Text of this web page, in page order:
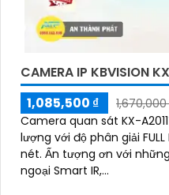
CAMERA IP KBVISION
1,085,500 ₫
1,670,000
Camera quan sát KX-
lượng với độ phân giải
nét. Ấn tượng ơn với những thông số là với chế độ hồng
ngoại Smart IR,...